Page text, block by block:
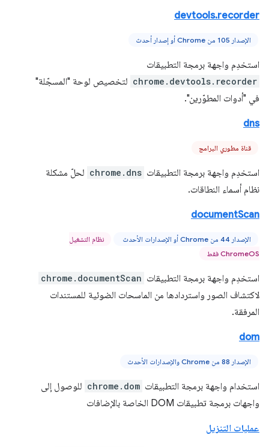
devtools.recorder
الإصدار 105 من Chrome أو إصدار أحدث
استخدِم واجهة برمجة التطبيقات
chrome.devtools.recorder لتخصيص لوحة "المسجّلة"
في "أدوات المطوّرين".
dns
قناة مطوري البرامج
استخدِم واجهة برمجة التطبيقات chrome.dns لحلّ مشكلة
نظام أسماء النطاقات.
documentScan
الإصدار 44 من Chrome أو الإصدارات الأحدث
نظام التشغيل
ChromeOS فقط
استخدِم واجهة برمجة التطبيقات chrome.documentScan
لاكتشاف الصور واستردادها من الماسحات الضوئية للمستندات
المرفقة.
dom
الإصدار 88 من Chrome والإصدارات الأحدث
استخدام واجهة برمجة التطبيقات chrome.dom للوصول إلى
واجهات برمجة تطبيقات DOM الخاصة بالإضافات
عمليات التنزيل